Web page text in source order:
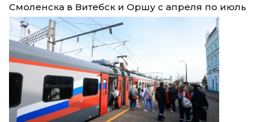
Смоленска в Витебск и Оршу с апреля по июль